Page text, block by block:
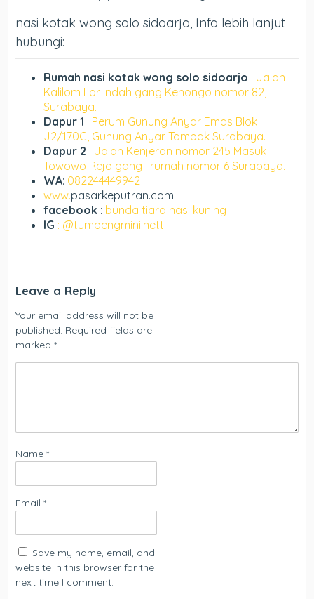
nasi kotak wong solo sidoarjo, Info lebih lanjut
hubungi:
Rumah nasi kotak wong solo sidoarjo : Jalan
Kalilom Lor Indah gang Kenongo nomor 82,
Surabaya.
Dapur 1 : Perum Gunung Anyar Emas Blok
J2/170C, Gunung Anyar Tambak Surabaya.
Dapur 2 : Jalan Kenjeran nomor 245 Masuk
Towowo Rejo gang I rumah nomor 6 Surabaya.
WA: 082244449942
www.pasarkeputran.com
facebook : bunda tiara nasi kuning
IG : @tumpengmini.nett
Leave a Reply
Your email address will not be
published. Required fields are
marked*
Name*
Email*
Save my name, email, and
website in this browser for the
next time I comment.